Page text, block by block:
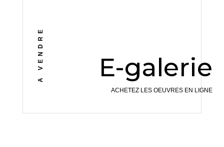
A VENDRE E-galerie
ACHETEZ LES OEUVRES EN LIGNE